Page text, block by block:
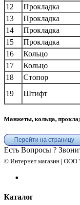
12
Прокладка
13
Прокладка
14
Прокладка
15
Прокладка
16
Кольцо
17
Кольцо
18
Стопор
19
Штифт
Манжеты, кольца,
Перейти на страницу
Есть Вопросы ?
© Интернет магазин | ООО
Каталог